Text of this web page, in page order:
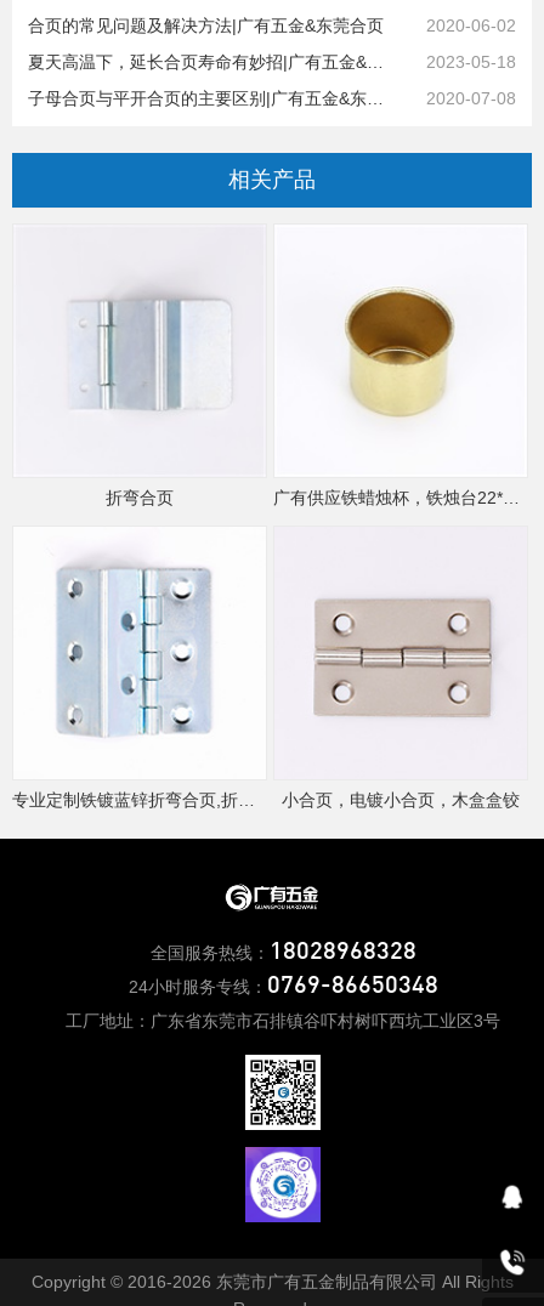
合页的常见问题及解决方法|广有五金&东莞合页
2020-06-02
夏天高温下，延长合页寿命有妙招|广有五金&东莞合页
2023-05-18
子母合页与平开合页的主要区别|广有五金&东莞合页
2020-07-08
相关产品
折弯合页 广有供应铁蜡烛杯，铁烛台22*23*0.5mm
小合页，电镀小合页，木盒盒铰
全国服务热线： 18028968328
24小时服务专线： 0769-86650348
工厂地址：广东省东莞市石排镇谷吓村树吓西坑工业区3号
Copyright © 2016-2026 东莞市广有五金制品有限公司 All Rights